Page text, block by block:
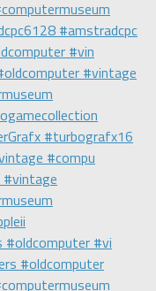
#vin
#compu
#oldcomputer #vi